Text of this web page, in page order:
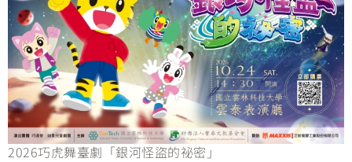
2026巧虎舞臺劇「銀河怪盜的祕密」